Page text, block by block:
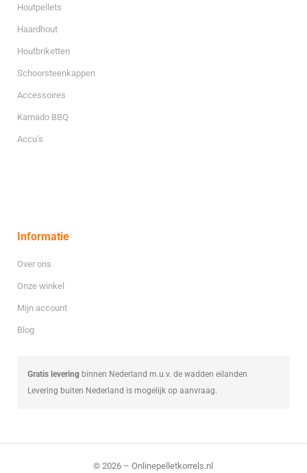
Houtpellets
Haardhout
Houtbriketten
Schoorsteenkappen
Accessoires
Kamado BBQ
Accu’s
Informatie
Over ons
Onze winkel
Mijn account
Blog
Gratis levering binnen Nederland m.u.v. de wadden eilanden
Levering buiten Nederland is mogelijk op aanvraag.
© 2026 – Onlinepelletkorrels.nl